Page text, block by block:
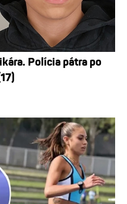
Polícia pátra po